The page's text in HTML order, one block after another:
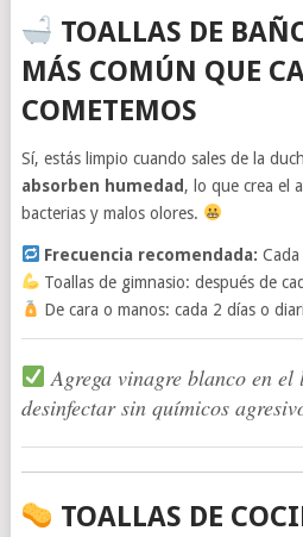
TOALLAS DE
MÁS COMÚN QUE
COMETEMOS
Sí, estás limpio cuando sales de la
absorben humedad , lo que crea el
bacterias y malos olores.
Frecuencia recomendada:
Toallas de gimnasio: después de
De cara o manos: cada 2 días o
Agrega vinagre blanco en
desinfectar sin químicos
TOALLAS DE